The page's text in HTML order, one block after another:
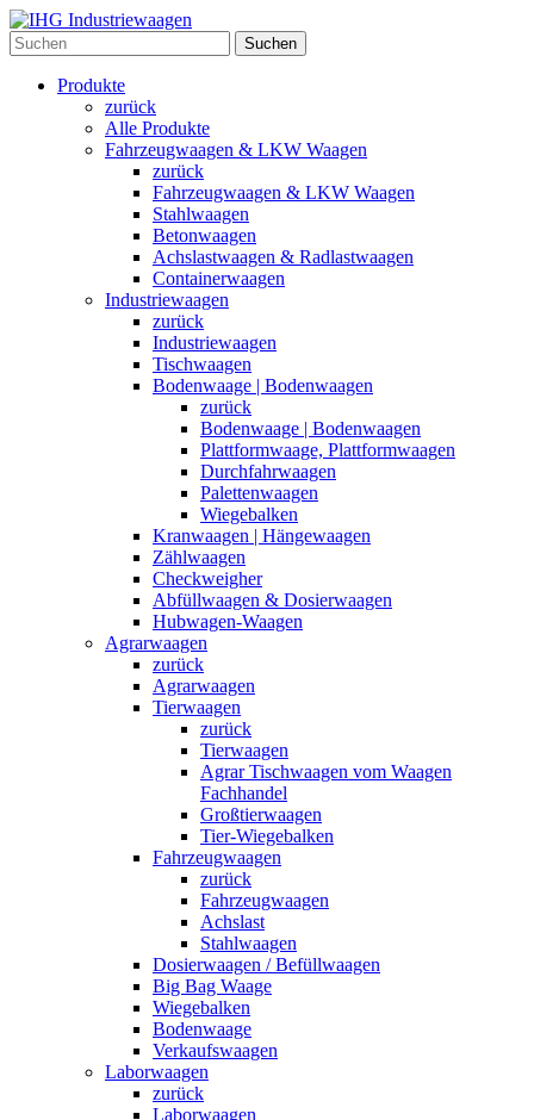
Suchen
Produkte
zurück
Alle Produkte
Fahrzeugwaagen & LKW Waagen
zurück
Fahrzeugwaagen & LKW Waagen
Stahlwaagen
Betonwaagen
Achslastwaagen & Radlastwaagen
Containerwaagen
Industriewaagen
zurück
Industriewaagen
Tischwaagen
Bodenwaage | Bodenwaagen
zurück
Bodenwaage | Bodenwaagen
Plattformwaage, Plattformwaagen
Durchfahrwaagen
Palettenwaagen
Wiegebalken
Kranwaagen | Hängewaagen
Zählwaagen
Checkweigher
Abfüllwaagen & Dosierwaagen
Hubwagen-Waagen
Agrarwaagen
zurück
Agrarwaagen
Tierwaagen
zurück
Tierwaagen
Agrar Tischwaagen vom Waagen
Fachhandel
Großtierwaagen
Tier-Wiegebalken
Fahrzeugwaagen
zurück
Fahrzeugwaagen
Achslast
Stahlwaagen
Dosierwaagen / Befüllwaagen
Big Bag Waage
Wiegebalken
Bodenwaage
Verkaufswaagen
Laborwaagen
zurück
Laborwaagen